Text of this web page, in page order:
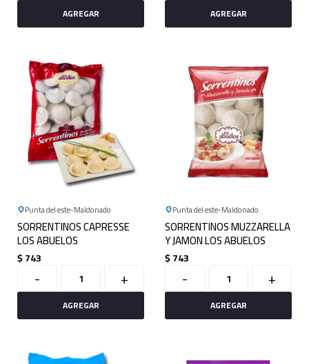
Punta del este Maldonado
SORRENTINOS CAPRESSE
LOS ABUELOS
$743
- +
Punta del este Maldonado
SORRENTINOS MUZZARELLA
Y JAMON LOS ABUELOS
$743
- +